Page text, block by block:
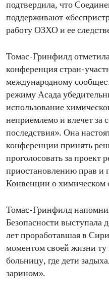
подтвердила, что
поддерживают
работу ОЗХО и ее
Томас-Гринфилд
конференция стран-
международному
режиму Асада
использование
неприемлемо и влечет за
последствия». Она
конференции принять
проголосовать за проект
приостановлению прав и
Конвенции о химическом
Томас-Гринфилд
Безопасности выступала
лет проработавшая в
моментом своей жизни ту
больницу, где дети
зарином».